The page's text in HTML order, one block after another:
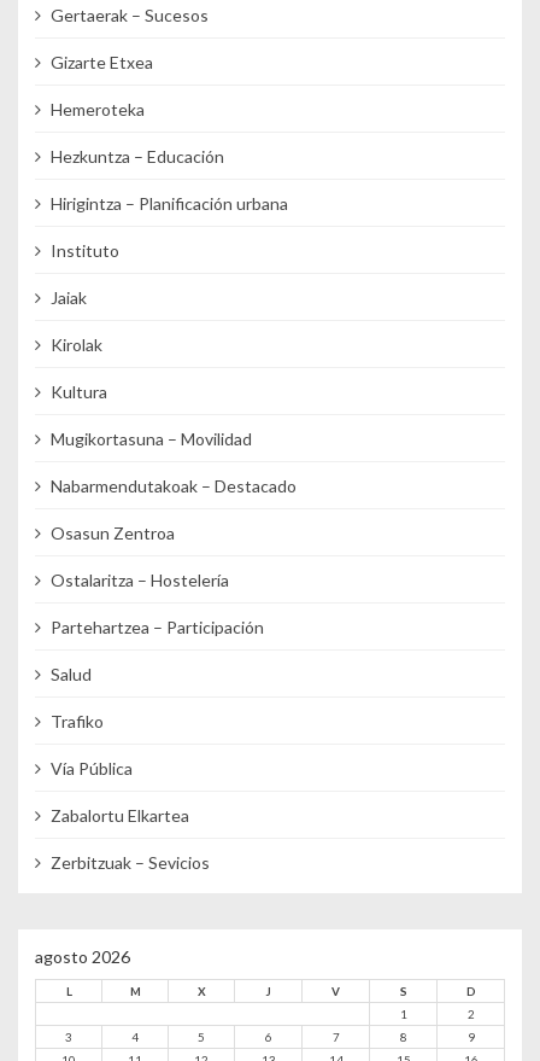
Gertaerak – Sucesos
Gizarte Etxea
Hemeroteka
Hezkuntza – Educación
Hirigintza – Planificación urbana
Instituto
Jaiak
Kirolak
Kultura
Mugikortasuna – Movilidad
Nabarmendutakoak – Destacado
Osasun Zentroa
Ostalaritza – Hostelería
Partehartzea – Participación
Salud
Trafiko
Vía Pública
Zabalortu Elkartea
Zerbitzuak – Sevicios
agosto 2026
L M X J V S
D
1
2
3
4 5 6 7 8
9